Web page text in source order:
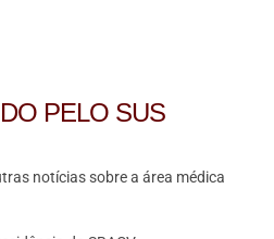
PELO SUS
notícias sobre a área médica